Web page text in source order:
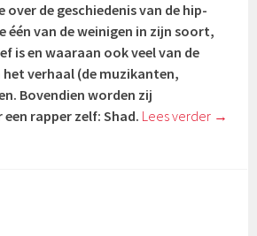
de geschiedenis van de hip-
één van de weinigen in zijn soort,
is en waaraan ook veel van de
verhaal (de muzikanten,
Bovendien worden zij
rapper zelf: Shad. Lees verder →